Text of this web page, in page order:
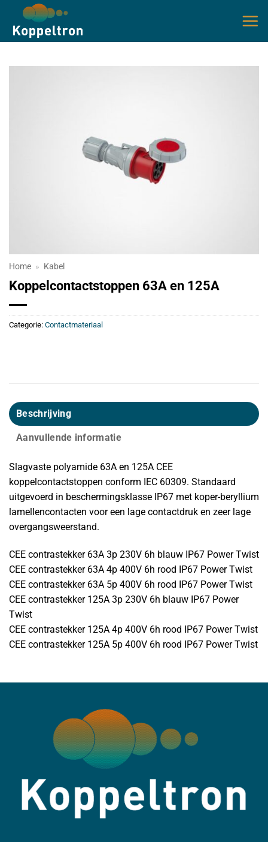
inhoud
Home » Kabel
Koppelcontactstoppen 63A en 125A
Categorie: Contactmateriaal
Beschrijving
Aanvullende informatie
Slagvaste polyamide 63A en 125A CEE
koppelcontactstoppen conform IEC 60309. Standaard
uitgevoerd in beschermingsklasse IP67 met koper-beryllium
lamellencontacten voor een lage contactdruk en zeer lage
overgangsweerstand.
CEE contrastekker 63A 3p 230V 6h blauw IP67 Power Twist
CEE contrastekker 63A 4p 400V 6h rood IP67 Power Twist
CEE contrastekker 63A 5p 400V 6h rood IP67 Power Twist
CEE contrastekker 125A 3p 230V 6h blauw IP67 Power
Twist
CEE contrastekker 125A 4p 400V 6h rood IP67 Power Twist
CEE contrastekker 125A 5p 400V 6h rood IP67 Power Twist